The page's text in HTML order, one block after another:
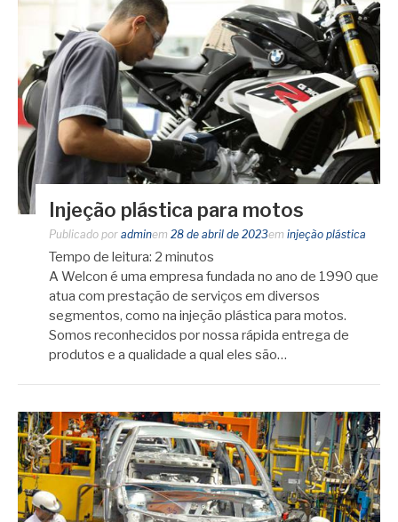
Injeção plástica para motos
Publicado por adminem 28 de abril de 2023em injeção plástica
Tempo de leitura: 2 minutos
A Welcon é uma empresa fundada no ano de 1990 que
atua com prestação de serviços em diversos
segmentos, como na injeção plástica para motos.
Somos reconhecidos por nossa rápida entrega de
produtos e a qualidade a qual eles são…